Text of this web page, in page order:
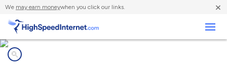
We may earn moneywhen you click our links. ×